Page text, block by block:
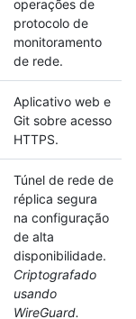
operações de
protocolo de
monitoramento
de rede.
Aplicativo web e
Git sobre acesso
HTTPS.
Túnel de rede de
réplica segura
na configuração
de alta
disponibilidade.
Criptografado
usando
WireGuard.